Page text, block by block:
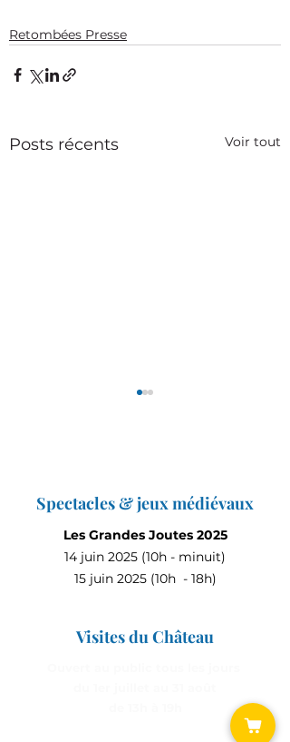
Retombées Presse
Posts récents Voir tout
Les Grandes Joutes c'est
demain !
Spectacles & jeux médiévaux
Les Grandes Joutes 2025
14 juin 2025 (10h - minuit)
15 juin 2025 (10h - 18h)
Visites du Château